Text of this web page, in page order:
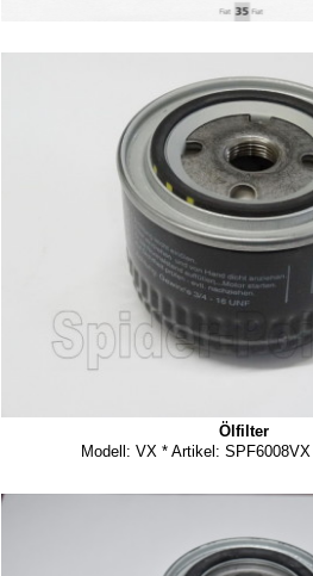
Ölfilter
Modell: VX * Artikel: